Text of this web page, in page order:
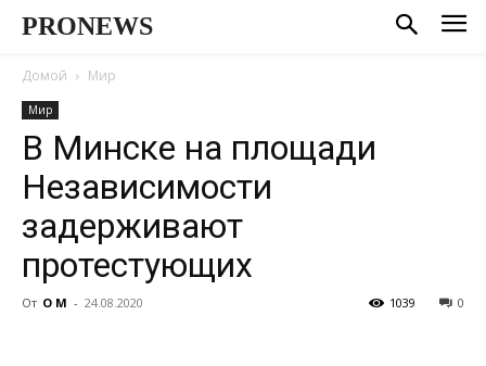
PRONEWS
Домой Мир
Мир
В Минске на площади
Независимости
задерживают
протестующих
От О М - 24.08.2020 0
1039